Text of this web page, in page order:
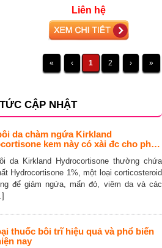
RETINOL + V
Liên hệ
« ‹ 1 2 › »
CẬP NHẬT
da chàm ngứa Kirkland
kem này có xài đc cho phụ
da Kirkland Hydrocortisone thường chứa
Hydrocortisone 1%, một loại corticosteroid
để giảm ngứa, mẩn đỏ, viêm da và các
thuốc bôi trĩ hiệu quả và phổ biến
nay